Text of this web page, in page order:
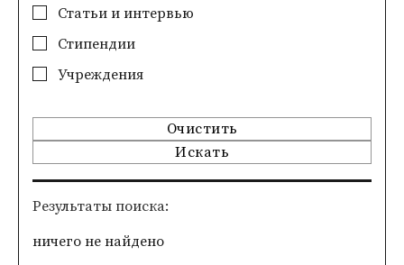
Статьи и интервью
Стипендии
Учреждения
Очистить
Искать
Pезультаты поиска
ничего не найдено